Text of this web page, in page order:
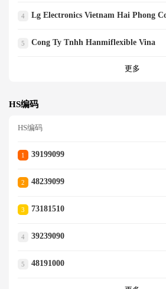
4 Lg Electronics Vietnam Hai Phong
5 Cong Ty Tnhh Hanmiflexible Vina
更多
HS编码
HS编码
1 39199099
2 48239099
3 73181510
4 39239090
5 48191000